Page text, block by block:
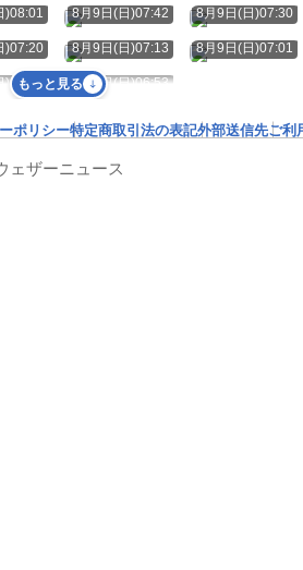
)08:01 8月9日(日)07:42 8月9日(日)07:30
)07:20 8月9日(日)07:13 8月9日(日)07:01
)06:55 8月9日(日)06:53
もっと見る
ポリシー特定商取引法の表記外部送信先ご利
ェザーニュース